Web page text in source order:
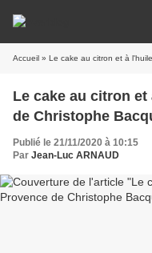
Accueil » Le cake au citron et à
Le cake au citron
de Christophe
Publié le 21/11/2020 à 10:15
Par Jean-Luc ARNAUD